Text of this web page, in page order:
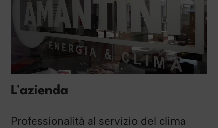
L'azienda
Professionalità al servizio del clima